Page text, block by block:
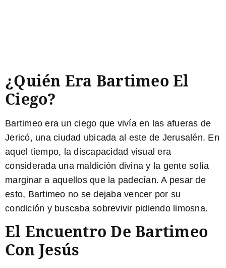
¿Quién Era Bartimeo El
Ciego?
Bartimeo era un ciego que vivía en las afueras de
Jericó, una ciudad ubicada al este de Jerusalén. En
aquel tiempo, la discapacidad visual era
considerada una maldición divina y la gente solía
marginar a aquellos que la padecían. A pesar de
esto, Bartimeo no se dejaba vencer por su
condición y buscaba sobrevivir pidiendo limosna.
El Encuentro De Bartimeo
Con Jesús